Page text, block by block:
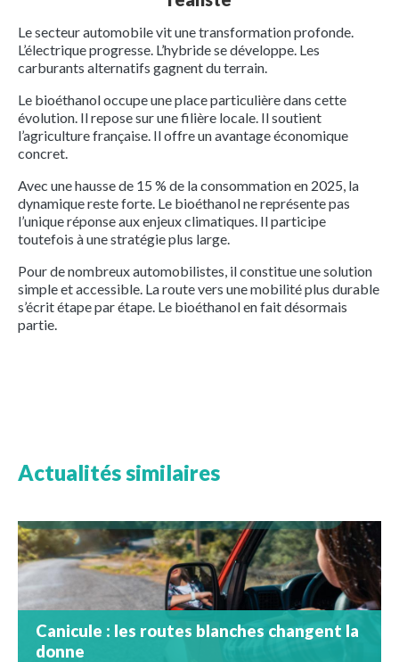
Le secteur automobile vit une transformation profonde.
L’électrique progresse. L’hybride se développe. Les
carburants alternatifs gagnent du terrain.
Le bioéthanol occupe une place particulière dans cette
évolution. Il repose sur une filière locale. Il soutient
l’agriculture française. Il offre un avantage économique
concret.
Avec une hausse de 15 % de la consommation en 2025, la
dynamique reste forte. Le bioéthanol ne représente pas
l’unique réponse aux enjeux climatiques. Il participe
toutefois à une stratégie plus large.
Pour de nombreux automobilistes, il constitue une solution
simple et accessible. La route vers une mobilité plus durable
s’écrit étape par étape. Le bioéthanol en fait désormais
partie.
Actualités similaires
Canicule : les routes blanches changent la
donne